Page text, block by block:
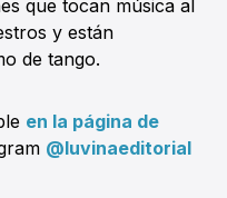
que tocan música al
y están
de tango.
en la página de
@luvinaeditorial